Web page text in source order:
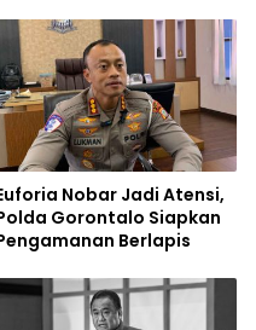
Nobar Jadi Atensi,
Gorontalo Siapkan
Berlapis